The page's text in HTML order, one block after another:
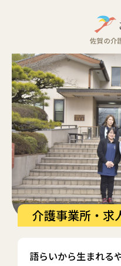
介護事業所・求
語らいから生まれる